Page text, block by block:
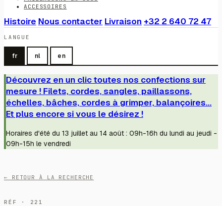
ACCESSOIRES
Histoire Nous contacter Livraison +32 2 640 72 47
LANGUE
fr nl en
Découvrez en un clic toutes nos confections sur
mesure ! Filets, cordes, sangles, paillassons,
échelles, bâches, cordes à grimper, balançoires...
Et plus encore si vous le désirez !
Horaires d'été du 13 juillet au 14 août : 09h-16h du lundi au jeudi -
09h-15h le vendredi
← RETOUR À LA RECHERCHE
RÉF · 221